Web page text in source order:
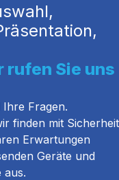
rufen Sie uns
Fragen.
finden mit Sicherheit
Erwartungen
Geräte und
aus.